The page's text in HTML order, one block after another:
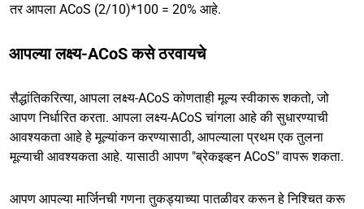
तर आपला ACoS (2/10)*100 = 20% आहे.
आपल्या लक्ष्य-ACoS कसे ठरवायचे
सैद्धांतिकरित्या, आपला लक्ष्य-ACoS कोणताही मूल्य स्वीकारू शकतो, जो
आपण निर्धारित करता. आपला लक्ष्य-ACoS चांगला आहे की सुधारण्याची
आवश्यकता आहे हे मूल्यांकन करण्यासाठी, आपल्याला प्रथम एक तुलना
मूल्याची आवश्यकता आहे. यासाठी आपण "ब्रेकइव्हन ACoS" वापरू शकता.
आपण आपल्या मार्जिनची गणना तुकड्याच्या पातळीवर करून हे निश्चित करू